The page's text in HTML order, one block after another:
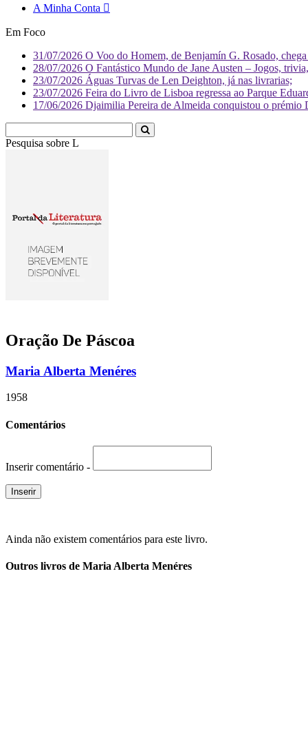
A Minha Conta
Em Foco
31/07/2026 O Voo do Homem, de Benjamín G. Rosado,
28/07/2026 O Fantástico Mundo de Jane Austen – Jogos,
23/07/2026 Águas Turvas de Len Deighton, já nas livrarias;
23/07/2026 Feira do Livro de Lisboa regressa ao Parque
17/06/2026 Djaimilia Pereira de Almeida conquistou o
Pesquisa sobre Literatura
Oração De Páscoa
Maria Alberta Menéres
1958
Comentários
Inserir comentário -
Ainda não existem comentários para este livro.
Outros livros de Maria Alberta Menéres